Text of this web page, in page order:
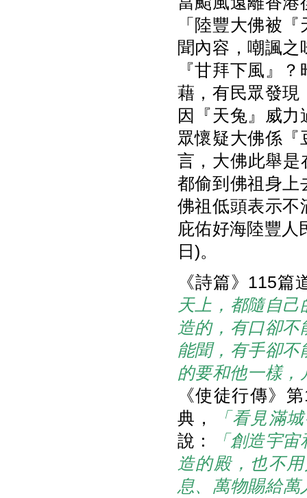
「陸豐大佛被
聞內容，嘲諷
『甘拜下風』
藉，有民眾發現
因『天兔』威
眾懷疑大佛係
言，大佛此舉
都偷到佛祖身上
佛祖低頭表示不
庇佑好海陸豐人
日)。
《詩篇》115
天上，都隨自
造的，有口卻
能聞，有手卻
的要和他一樣
《使徒行傳》
典，
「看見滿
說：
「創造宇
造的殿，也不
息、萬物賜給